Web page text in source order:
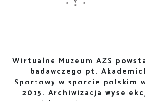
Wirtualne Muzeum AZS
badawczego pt.
Sportowy w sporcie polskim
2015. Archiwizacja